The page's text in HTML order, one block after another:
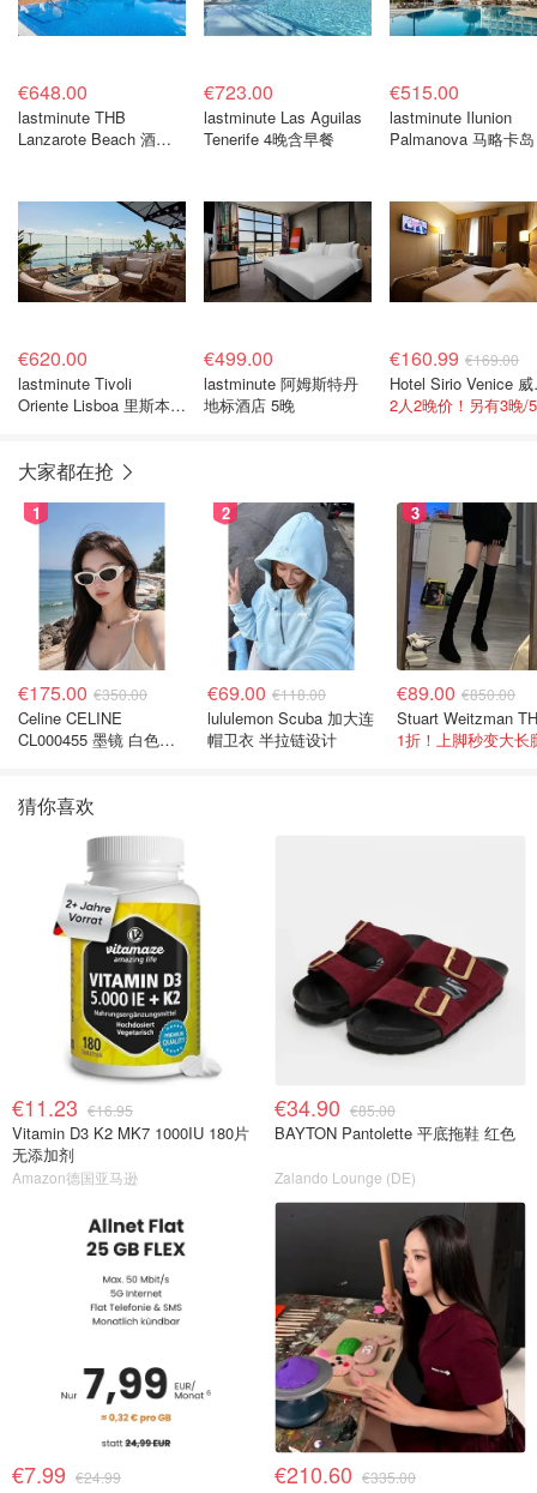
€648.00
lastminute THB
Lanzarote Beach 酒店 4
€723.00
lastminute Las Aguilas
Tenerife 4晚含早餐
€515.00
lastminute Ilunion
Palmanova 马略卡
€620.00
lastminute Tivoli
Oriente Lisboa 里斯本酒
€499.00
lastminute 阿姆斯特丹
地标酒店 5晚
€160.99 €169.00
大家都在抢
1
€175.00 €350.00
Celine CELINE
CL000455 墨镜 白色黑
2
€69.00 €118.00
lululemon Scuba 加大连
帽卫衣 半拉链设计
3
€89.00 €850.00
1折！上脚秒变大长
猜你喜欢
€11.23 €16.95
Vitamin D3 K2 MK7 1000IU 180片
无添加剂
Amazon德国亚马逊
€34.90 €85.00
BAYTON Pantolette 平底拖鞋 红色
Zalando Lounge (DE)
€7.99 €24.99 €210.60 €335.00